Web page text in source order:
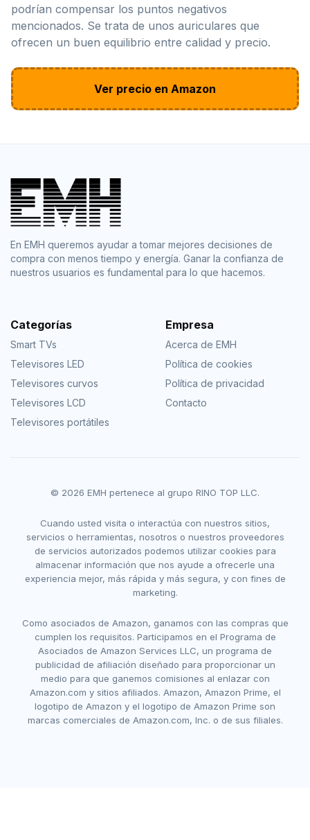
podrían compensar los puntos negativos
mencionados. Se trata de unos auriculares que
ofrecen un buen equilibrio entre calidad y precio.
Ver precio en Amazon
En EMH queremos ayudar a tomar mejores decisiones de
compra con menos tiempo y energía. Ganar la confianza de
nuestros usuarios es fundamental para lo que hacemos.
Categorías
Smart TVs
Televisores LED
Televisores curvos
Televisores LCD
Televisores portátiles
Empresa
Acerca de EMH
Política de cookies
Política de privacidad
Contacto
© 2026 EMH pertenece al grupo RINO TOP LLC.
Cuando usted visita o interactúa con nuestros sitios,
servicios o herramientas, nosotros o nuestros proveedores
de servicios autorizados podemos utilizar cookies para
almacenar información que nos ayude a ofrecerle una
experiencia mejor, más rápida y más segura, y con fines de
marketing.
Como asociados de Amazon, ganamos con las compras que
cumplen los requisitos. Participamos en el Programa de
Asociados de Amazon Services LLC, un programa de
publicidad de afiliación diseñado para proporcionar un
medio para que ganemos comisiones al enlazar con
Amazon.com y sitios afiliados. Amazon, Amazon Prime, el
logotipo de Amazon y el logotipo de Amazon Prime son
marcas comerciales de Amazon.com, Inc. o de sus filiales.